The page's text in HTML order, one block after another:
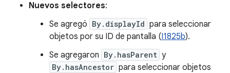
Nuevos selectores:
Se agregó By.displayId para seleccionar
objetos por su ID de pantalla (I1825b).
Se agregaron By.hasParent y
By.hasAncestor para seleccionar objetos